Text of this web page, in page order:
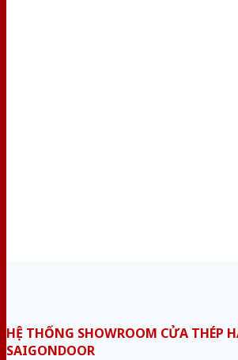
HỆ THỐNG SHOWROOM CỬA THÉP
SAIGONDOOR